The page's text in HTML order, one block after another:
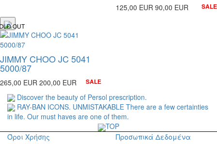
125,00 EUR 90,00 EUR SALE
OUT
JIMMY CHOO JC 5041
5000/87
265,00 EUR 200,00 EUR SALE
Discover the beauty of Persol prescription.
RAY-BAN ICONS. UNMISTAKABLE There are a few certainties
in life. Our must haves are one of them.
TOP
Όροι Χρήσης
Προσωπικά Δεδομένα